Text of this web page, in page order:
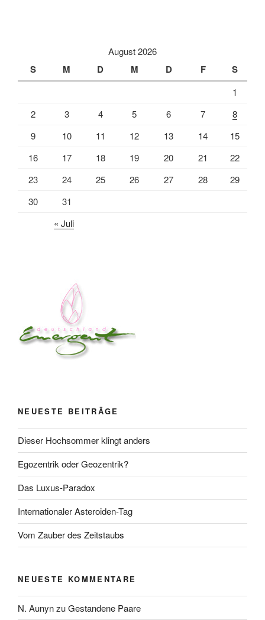
August 2026
S M D M D F S
1
2
3 4 5 6 7
8
9
10 11 12 13 14
15
16
17 18 19 20 21
22
23
24 25 26 27 28
29
30
31
« Juli
NEUESTE BEITRÄGE
Dieser Hochsommer klingt anders
Egozentrik oder Geozentrik?
Das Luxus-Paradox
Internationaler Asteroiden-Tag
Vom Zauber des Zeitstaubs
NEUESTE KOMMENTARE
N. AunynzuGestandene Paare